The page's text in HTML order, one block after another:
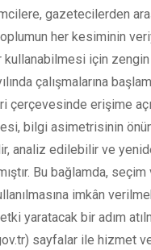
gazetecilerden
her kesiminin
için zengin
çalışmalarına
çerçevesinde erişime
bilgi asimetrisinin
analiz edilebilir ve
Bu bağlamda,
imkân
yaratacak bir adım
sayfalar ile hizmet